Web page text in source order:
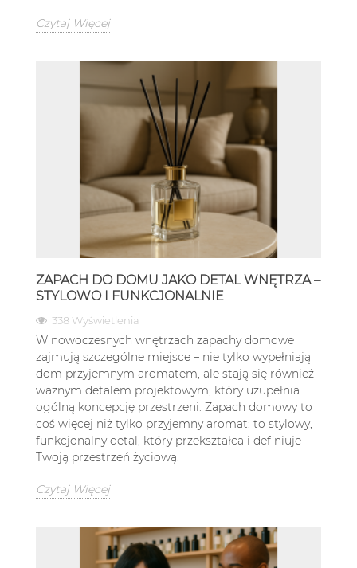
Czytaj Więcej
ZAPACH DO DOMU JAKO DETAL WNĘTRZA –
STYLOWO I FUNKCJONALNIE
338 Wyświetlenia
W nowoczesnych wnętrzach zapachy domowe
zajmują szczególne miejsce – nie tylko wypełniają
dom przyjemnym aromatem, ale stają się również
ważnym detalem projektowym, który uzupełnia
ogólną koncepcję przestrzeni. Zapach domowy to
coś więcej niż tylko przyjemny aromat; to stylowy,
funkcjonalny detal, który przekształca i definiuje
Twoją przestrzeń życiową.
Czytaj Więcej